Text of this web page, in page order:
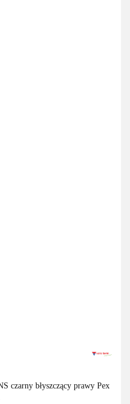
czarny błyszczący prawy Pex